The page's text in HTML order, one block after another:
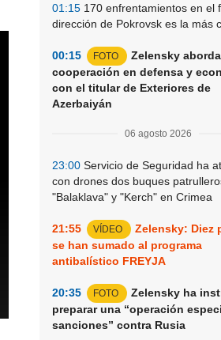
01:15 170 enfrentamientos en el
dirección de Pokrovsk es la más
00:15 FOTO
Zelensky
cooperación en defensa y
con el titular de Exteriores de
Azerbaiyán
06 agosto 2026
23:00 Servicio de Seguridad ha
con drones dos buques
"Balaklava" y "Kerch" en Crimea
21:55 VÍDEO
Zelensky: Diez
se han sumado al programa
antibalístico FREYJA
20:35 FOTO
Zelensky ha
preparar una “operación
sanciones” contra Rusia